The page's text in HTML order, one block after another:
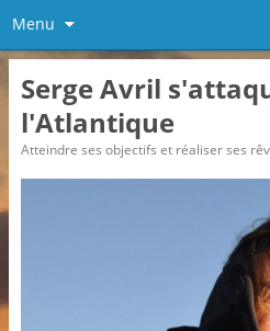
Menu
Serge Avril
l'Atlantique
Atteindre ses objectifs et réaliser ses